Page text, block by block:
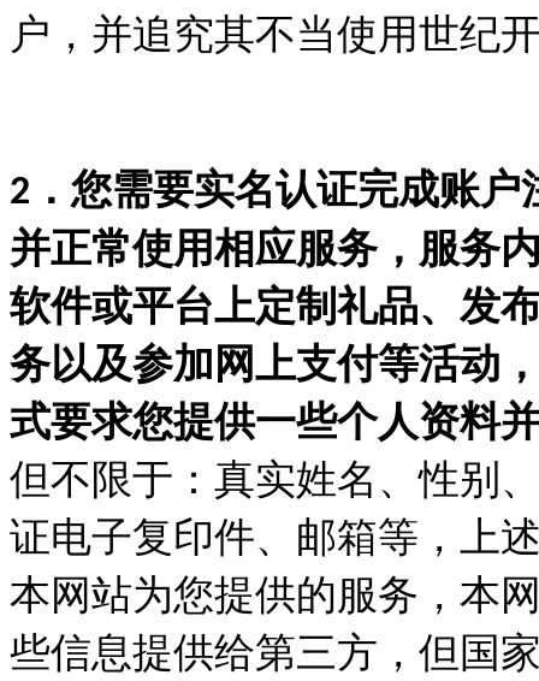
户，并追究其不当使用世纪
2 ．您需要实名认证完成账
并正常使用相应服务，服务
软件或平台上定制礼品、发
务以及参加网上支付等活动
式要求您提供一些个人资料
但不限于：真实姓名、性别
证电子复印件、邮箱等，上
本网站为您提供的服务，本
些信息提供给第三方，但国